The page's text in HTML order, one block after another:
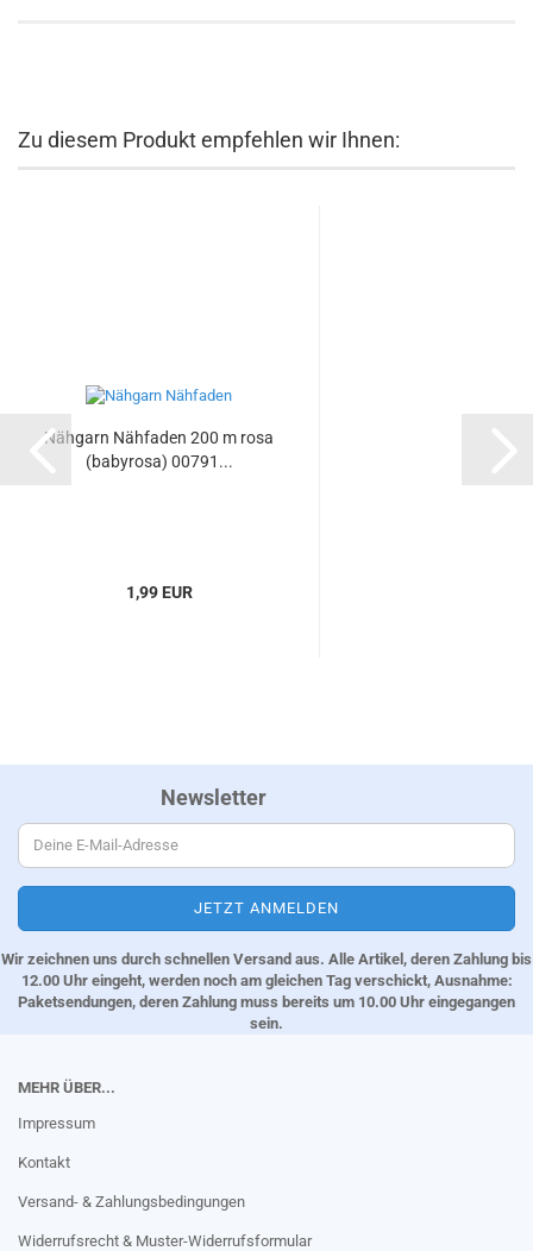
Zu diesem Produkt empfehlen wir Ihnen:
Nähgarn Nähfaden 200 m rosa
(babyrosa) 00791...
1,99 EUR
Newsletter
Wir zeichnen uns durch schnellen Versand aus. Alle Artikel, deren Zahlung bis
12.00 Uhr eingeht, werden noch am gleichen Tag verschickt, Ausnahme:
Paketsendungen, deren Zahlung muss bereits um 10.00 Uhr eingegangen
sein.
MEHR ÜBER...
Impressum
Kontakt
Versand- & Zahlungsbedingungen
Widerrufsrecht & Muster-Widerrufsformular